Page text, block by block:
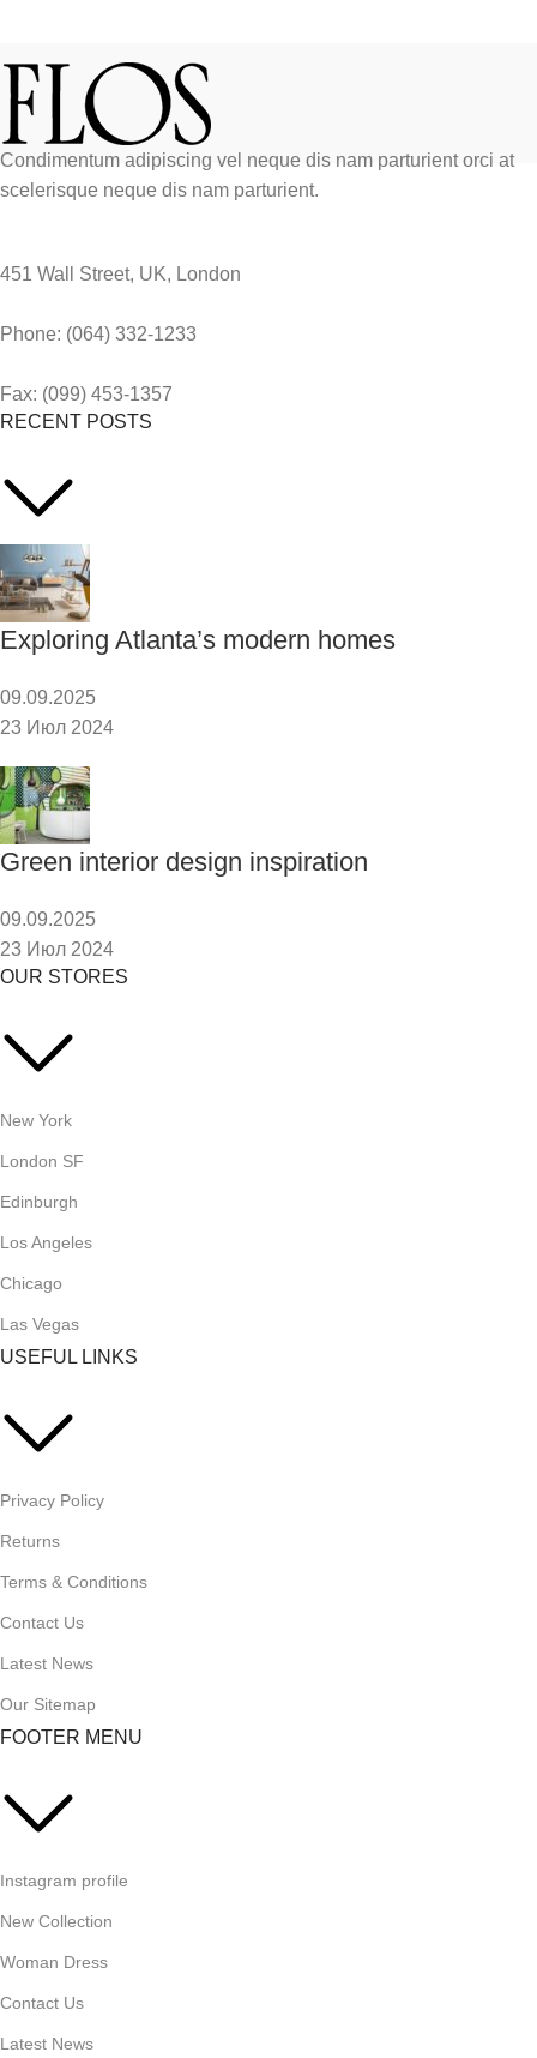
Condimentum adipiscing vel neque dis nam parturient orci at
scelerisque neque dis nam parturient.
451 Wall Street, UK, London
Phone: (064) 332-1233
Fax: (099) 453-1357
RECENT POSTS
Exploring Atlanta’s modern homes
09.09.2025
23 Июл 2024
Green interior design inspiration
09.09.2025
23 Июл 2024
OUR STORES
New York
London SF
Edinburgh
Los Angeles
Chicago
Las Vegas
USEFUL LINKS
Privacy Policy
Returns
Terms & Conditions
Contact Us
Latest News
Our Sitemap
FOOTER MENU
Instagram profile
New Collection
Woman Dress
Contact Us
Latest News